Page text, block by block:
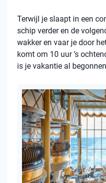
Terwijl je slaapt in een
schip verder en de
wakker en vaar je door
komt om 10 uur ’s
is je vakantie al